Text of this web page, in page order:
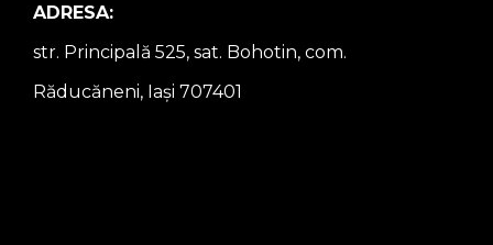
ADRESA:
str. Principală 525, sat. Bohotin, com.
Răducăneni, Iași 707401